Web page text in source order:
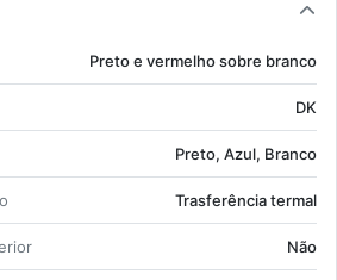
Preto e ver­melho sobre branco
DK
Preto, Azul, Branco
Tras­fe­rência termal
Não